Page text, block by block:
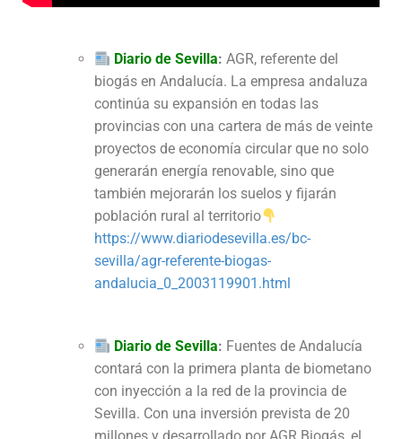
Diario de Sevilla: AGR, referente del
biogás en Andalucía. La empresa andaluza
continúa su expansión en todas las
provincias con una cartera de más de veinte
proyectos de economía circular que no solo
generarán energía renovable, sino que
también mejorarán los suelos y fijarán
población rural al territorio
https://www.diariodesevilla.es/bc-
sevilla/agr-referente-biogas-
andalucia_0_2003119901.html
Diario de Sevilla: Fuentes de Andalucía
contará con la primera planta de biometano
con inyección a la red de la provincia de
Sevilla. Con una inversión prevista de 20